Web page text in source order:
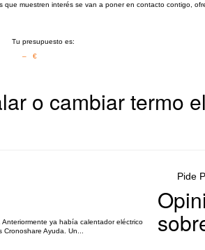
muestren interés se van a poner en contacto contigo,
Tu presupuesto es:
– €
o cambiar termo
ya había calentador eléctrico
Ayuda. Un...
Pide